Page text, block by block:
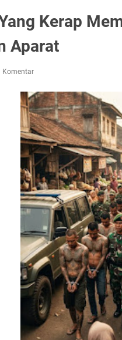
Kerap
Aparat
Komentar